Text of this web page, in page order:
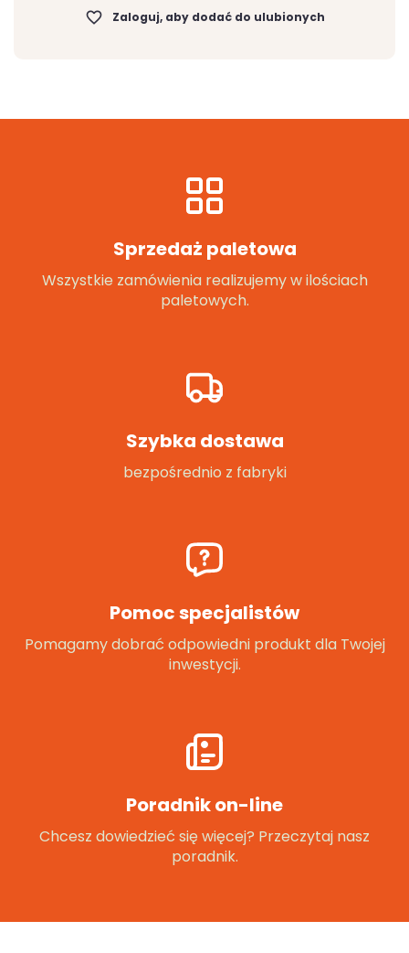
favorite_border Zaloguj, aby dodać do ulubionych
Sprzedaż paletowa
Wszystkie zamówienia realizujemy w ilościach
paletowych.
Szybka dostawa
bezpośrednio z fabryki
Pomoc specjalistów
Pomagamy dobrać odpowiedni produkt dla Twojej
inwestycji.
Poradnik on-line
Chcesz dowiedzieć się więcej? Przeczytaj nasz
poradnik.